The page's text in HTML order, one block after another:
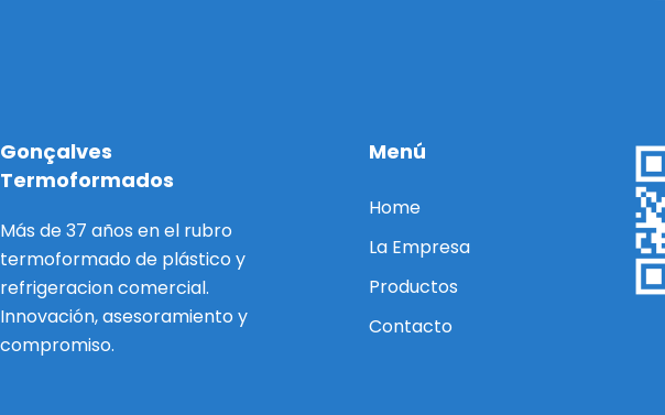
Gonçalves
Termoformados
Más de 37 años en el rubro
termoformado de plástico y
refrigeracion comercial.
Innovación, asesoramiento y
compromiso.
Menú
Home
La Empresa
Productos
Contacto